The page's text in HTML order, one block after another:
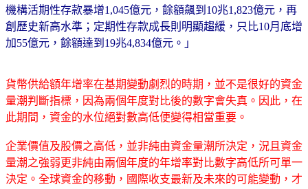
機構活期性存款暴增1,045億元，餘額飆到10兆1,823億元，再
創歷史新高水準；定期性存款成長則明顯趨緩，只比10月底增
加55億元，餘額達到19兆4,834億元。」
貨幣供給額年增率在基期變動劇烈的時期，並不是很好的資金
量潮判斷指標，因為兩個年度對比後的數字會失真。因此，在
此期間，資金的水位絕對數高低便變得相當重要。
企業價值及股價之高低，並非純由資金量潮所決定，況且資金
量潮之強弱更非純由兩個年度的年增率對比數字高低所可單一
決定。全球資金的移動，國際收支最新及未來的可能變動，才